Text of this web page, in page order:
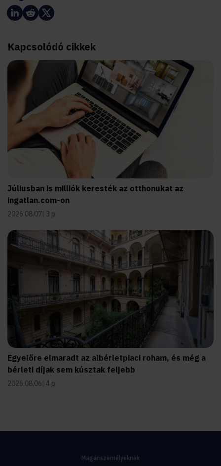
Kapcsolódó cikkek
Júliusban is milliók keresték az otthonukat az
ingatlan.com-on
2026.08.07 3 p
Egyelőre elmaradt az albérletpiaci roham, és még a
bérleti díjak sem kúsztak feljebb
2026.08.06 4 p
Magánszemélyeknek